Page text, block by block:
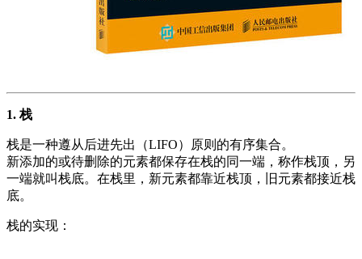
1. 栈
栈是一种遵从后进先出（LIFO）原则的有序集合。
新添加的或待删除的元素都保存在栈的同一端，称作栈顶，另
一端就叫栈底。在栈里，新元素都靠近栈顶，旧元素都接近栈
底。
栈的实现：